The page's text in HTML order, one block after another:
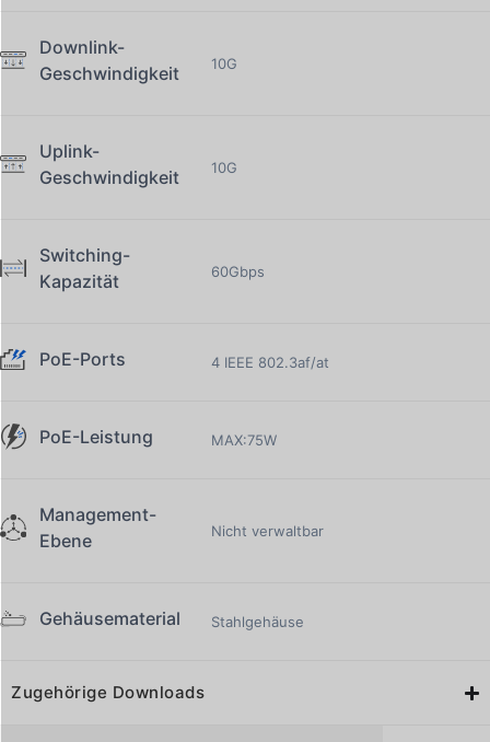
Downlink-
Geschwindigkeit
10G
Uplink-
Geschwindigkeit
10G
Switching-
Kapazität
60Gbps
PoE-Ports 4 IEEE 802.3af/at
PoE-Leistung MAX:75W
Management-
Ebene
Nicht verwaltbar
Gehäusematerial Stahlgehäuse
Zugehörige Downloads